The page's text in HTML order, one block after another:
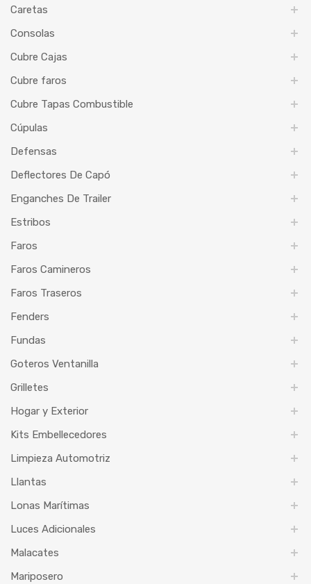
Caretas
Consolas
Cubre Cajas
Cubre faros
Cubre Tapas Combustible
Cúpulas
Defensas
Deflectores De Capó
Enganches De Trailer
Estribos
Faros
Faros Camineros
Faros Traseros
Fenders
Fundas
Goteros Ventanilla
Grilletes
Hogar y Exterior
Kits Embellecedores
Limpieza Automotriz
Llantas
Lonas Marítimas
Luces Adicionales
Malacates
Mariposero